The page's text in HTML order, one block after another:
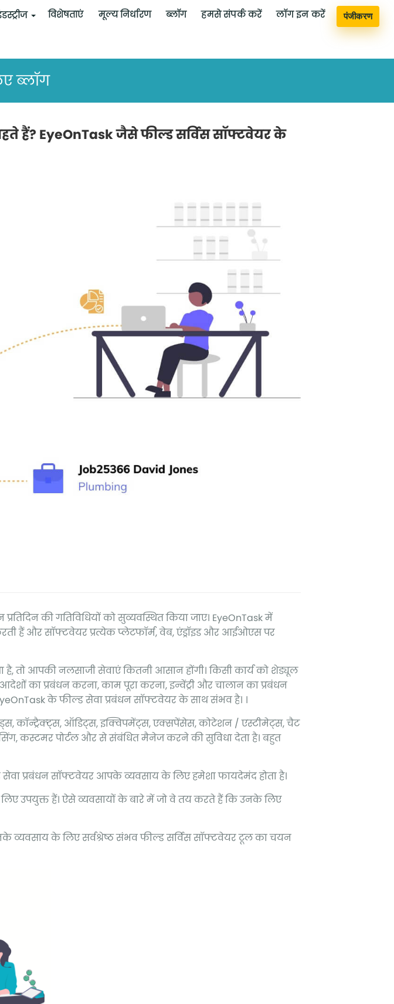
​​​​​​​​​​​​​​​​​​​​​​​​​​​​​​​​​​​​​​​​​​​​​विशेषताएं मूल्य निर्धारण ब्लॉग ​​​​​​​​​​​​​​​​​​​​​​​​​​​​​​​​​​​​​​​​​​​​​हमसे संपर्क करें लॉग इन करें पंजीकरण
ब्लॉग
हैं? EyeOnTask जैसे फील्ड सर्विस सॉफ्टवेयर के
की गतिविधियों को सुव्यवस्थित किया जाए। EyeOnTask में
हैं और सॉफ्टवेयर प्रत्येक प्लेटफॉर्म, वेब, एंड्रॉइड और आईओएस पर
तो आपकी नलसाजी सेवाएं कितनी आसान होंगी। किसी कार्य को शेड्यूल
का प्रबंधन करना, काम पूरा करना, इन्वेंट्री और चालान का प्रबंधन
के फील्ड सेवा प्रबंधन सॉफ्टवेयर के साथ संभव है। ।
कॉन्ट्रैक्ट्स, ऑडिट्स, इक्विपमेंट्स, एक्सपेंसेस, कोटेशन / एस्टीमेट्स, चैट
कस्टमर पोर्टल और से संबंधित मैनेज करने की सुविधा देता है। बहुत
प्रबंधन सॉफ्टवेयर आपके व्यवसाय के लिए हमेशा फायदेमंद होता है।
उपयुक्त हैं। ऐसे व्यवसायों के बारे में जो वे तय करते हैं कि उनके लिए
के लिए सर्वश्रेष्ठ संभव फील्ड सर्विस सॉफ्टवेयर टूल का चयन